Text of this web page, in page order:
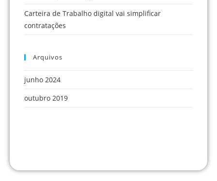
Carteira de Trabalho digital vai simplificar
contratações
Arquivos
junho 2024
outubro 2019